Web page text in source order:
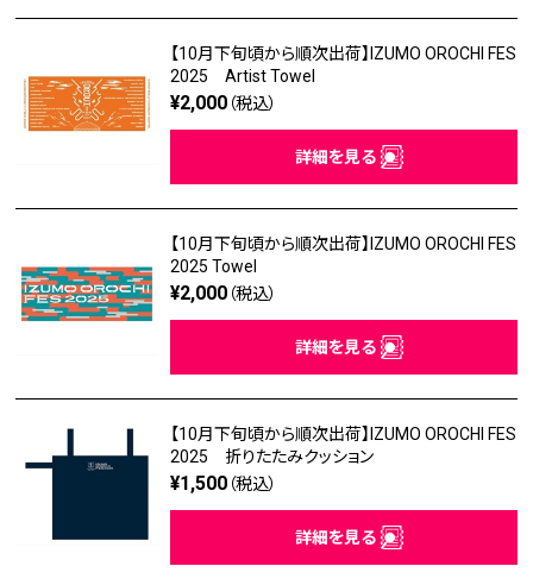
【10月下旬頃から順次出荷】IZUMO OROCHI FES
2025 Artist Towel
¥2,000 （税込）
詳細を見る
【10月下旬頃から順次出荷】IZUMO OROCHI FES
2025 Towel
¥2,000 （税込）
詳細を見る
【10月下旬頃から順次出荷】IZUMO OROCHI FES
2025 折りたたみクッション
¥1,500 （税込）
詳細を見る